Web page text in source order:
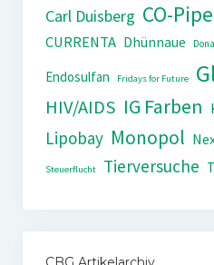
Carl Duisberg CO-
CURRENTA Dhünnaue
Endosulfan
Fridays for Future
HIV/AIDS IG Farben
Lipobay Monopol
Steuerflucht Tierversuche